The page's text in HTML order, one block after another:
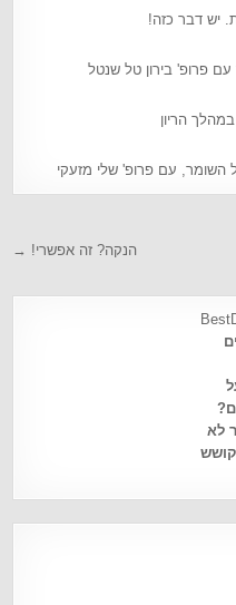
יש דבר כזה!
פרופ' בירון טל שנטל
הריון
השומר, עם פרופ' שלי מזעקי
הנקה? זה אפשרי! →
לא